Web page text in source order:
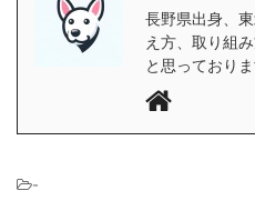
長野県出身、
え方、取り組
と思っておりま
-